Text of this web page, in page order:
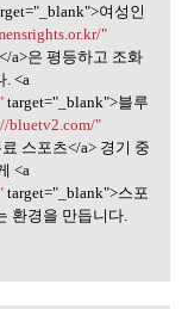
여성인
"
a>은 평등하고 조화
. <a
target="_blank">블루
bluetv2.com/"
스포츠</a> 경기 중
<a
target="_blank">스포
환경을 만듭니다.